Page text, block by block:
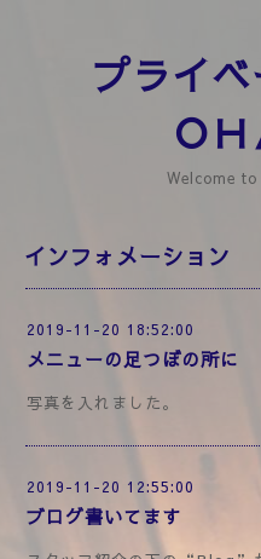
プライ
Ｏ
Welcome
インフォメーション
2019-11-20 18:52:00
メニューの足つぼの所に
写真を入れました。
2019-11-20 12:55:00
ブログ書いてます